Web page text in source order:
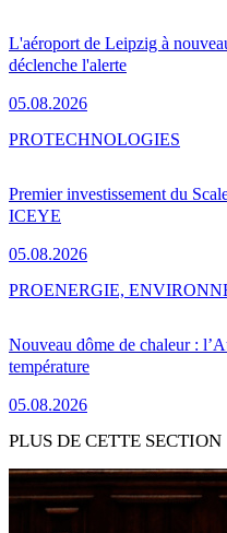
L'aéroport de Leipzig à
déclenche l'alerte
05.08.2026
Premier investissement du
ICEYE
05.08.2026
PROTECHNOLOGIES
Nouveau dôme de chaleur :
température
05.08.2026
PROENERGIE,
PLUS DE CETTE SECTION